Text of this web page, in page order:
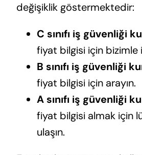
değişiklik göstermektedir:
C sınıfı iş güvenliği
fiyat bilgisi için bizimle
B sınıfı iş güvenliği
fiyat bilgisi için arayın.
A sınıfı iş güvenliği
fiyat bilgisi almak için
ulaşın.